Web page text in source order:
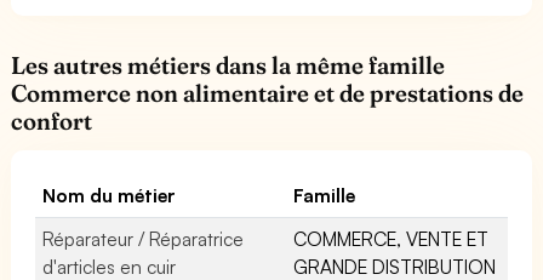
Les autres métiers dans la même famille
Commerce non alimentaire et de prestations de
confort
Nom du métier
Famille
Réparateur / Réparatrice
d'articles en cuir
COMMERCE, VENTE ET
GRANDE DISTRIBUTION